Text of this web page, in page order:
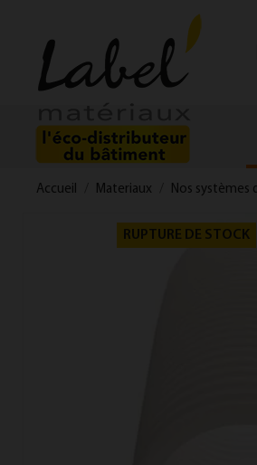
Accueil Materiaux Nos systèmes
RUPTURE DE STOCK